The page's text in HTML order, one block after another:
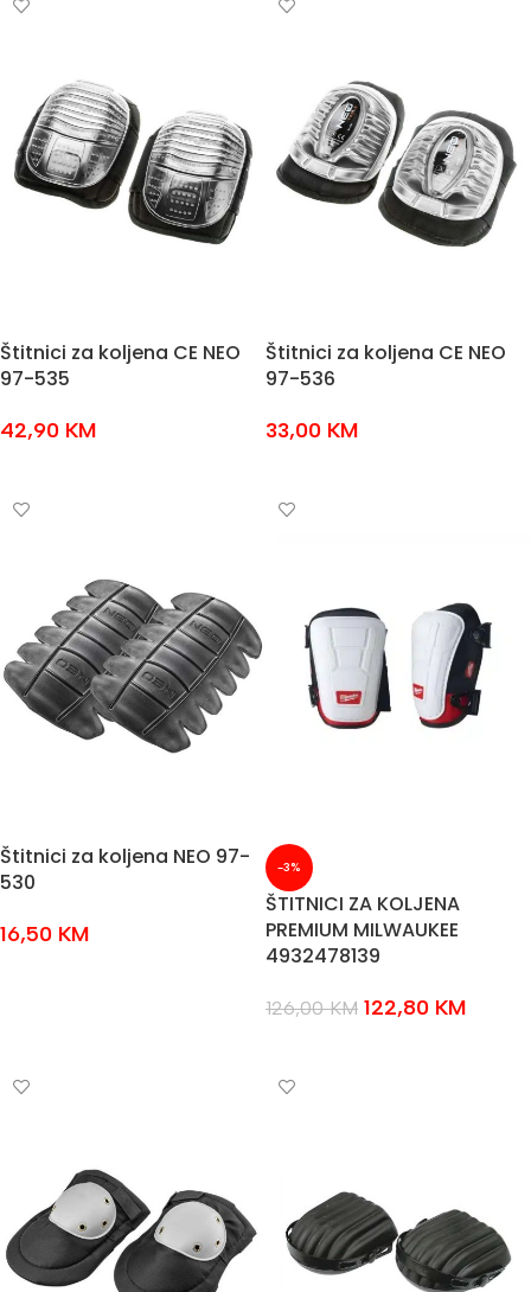
Štitnici za koljena CE NEO
97-535
42,90 KM
Štitnici za koljena CE NEO
97-536
33,00 KM
Štitnici za koljena NEO 97-
530
16,50 KM
-3%
ŠTITNICI ZA KOLJENA
PREMIUM MILWAUKEE
4932478139
126,00KM 122,80 KM